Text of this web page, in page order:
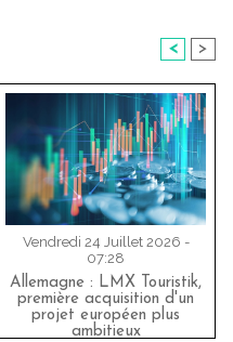
< >
Vendredi 24 Juillet 2026 -
07:28
Allemagne : LMX Touristik,
première acquisition d'un
projet européen plus
ambitieux